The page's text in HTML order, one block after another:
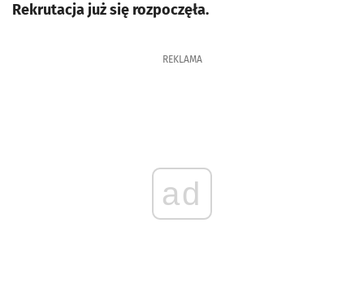
Rekrutacja już się rozpoczęła.
REKLAMA
ad